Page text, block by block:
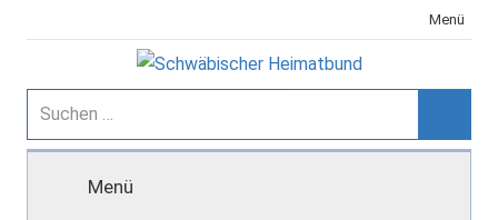
Inhalt
Menü
Schwäbischer
Heimatbund
Suchen
nach:
Menü